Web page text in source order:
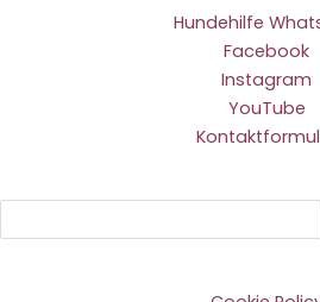
Hundehilfe
Facebook
Instagram
YouTube